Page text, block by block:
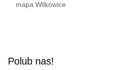
mapa Wilkowice
Polub nas!